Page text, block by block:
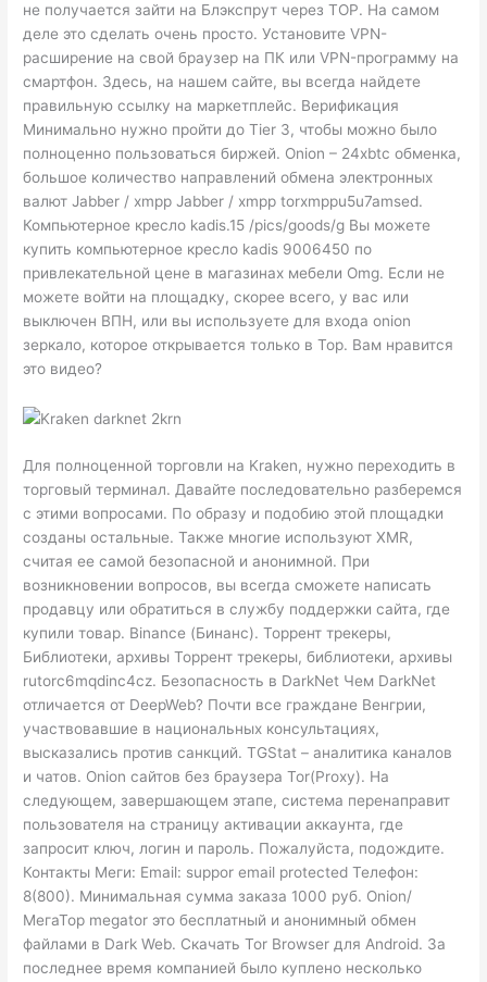
не получается зайти на Блэкспрут через ТОР. На самом
деле это сделать очень просто. Установите VPN-
расширение на свой браузер на ПК или VPN-программу на
смартфон. Здесь, на нашем сайте, вы всегда найдете
правильную ссылку на маркетплейс. Верификация
Минимально нужно пройти до Tier 3, чтобы можно было
полноценно пользоваться биржей. Onion – 24xbtc обменка,
большое количество направлений обмена электронных
валют Jabber / xmpp Jabber / xmpp torxmppu5u7amsed.
Компьютерное кресло kadis.15 /pics/goods/g Вы можете
купить компьютерное кресло kadis 9006450 по
привлекательной цене в магазинах мебели Omg. Если не
можете войти на площадку, скорее всего, у вас или
выключен ВПН, или вы используете для входа onion
зеркало, которое открывается только в Тор. Вам нравится
это видео?
Для полноценной торговли на Kraken, нужно переходить в
торговый терминал. Давайте последовательно разберемся
с этими вопросами. По образу и подобию этой площадки
созданы остальные. Также многие используют XMR,
считая ее самой безопасной и анонимной. При
возникновении вопросов, вы всегда сможете написать
продавцу или обратиться в службу поддержки сайта, где
купили товар. Binance (Бинанс). Торрент трекеры,
Библиотеки, архивы Торрент трекеры, библиотеки, архивы
rutorc6mqdinc4cz. Безопасность в DarkNet Чем DarkNet
отличается от DeepWeb? Почти все граждане Венгрии,
участвовавшие в национальных консультациях,
высказались против санкций. TGStat – аналитика каналов
и чатов. Onion сайтов без браузера Tor(Proxy). На
следующем, завершающем этапе, система перенаправит
пользователя на страницу активации аккаунта, где
запросит ключ, логин и пароль. Пожалуйста, подождите.
Контакты Меги: Email: suppor email protected Телефон:
8(800). Минимальная сумма заказа 1000 руб. Onion/
МегаТор megator это бесплатный и анонимный обмен
файлами в Dark Web. Скачать Tor Browser для Android. За
последнее время компанией было куплено несколько